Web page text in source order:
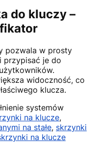
do kluczy –
pozwala w prosty
przypisać je do
widoczność, co
klucza.
systemów
na klucze,
na stałe, skrzynki
na klucze